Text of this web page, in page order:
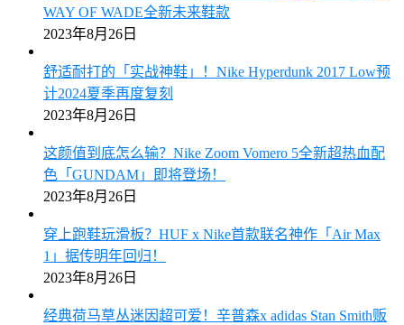
WAY OF WADE全新未来鞋款
2023年8月26日
舒适耐打的「实战神鞋」！Nike Hyperdunk 2017 Low预
计2024夏季再度复刻
2023年8月26日
这颜值到底怎么输？Nike Zoom Vomero 5全新超热血配
色「GUNDAM」即将登场！
2023年8月26日
穿上跑鞋玩滑板？HUF x Nike首款联名神作「Air Max
1」据传明年回归！
2023年8月26日
经典荷马草丛迷因超可爱！辛普森x adidas Stan Smith贩